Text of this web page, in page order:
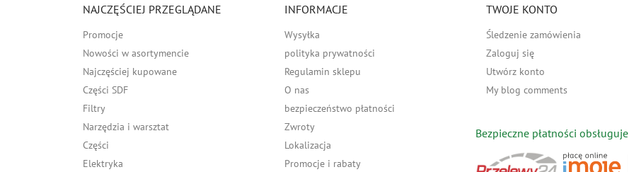
NAJCZĘŚCIEJ PRZEGLĄDANE
Promocje
Nowości w asortymencie
Najczęściej kupowane
Części SDF
Filtry
Narzędzia i warsztat
Części
Elektryka
INFORMACJE
Wysyłka
polityka prywatności
Regulamin sklepu
O nas
bezpieczeństwo płatności
Zwroty
Lokalizacja
Promocje i rabaty
TWOJE KONTO
Śledzenie zamówienia
Zaloguj się
Utwórz konto
My blog comments
Bezpieczne płatności obsługuje